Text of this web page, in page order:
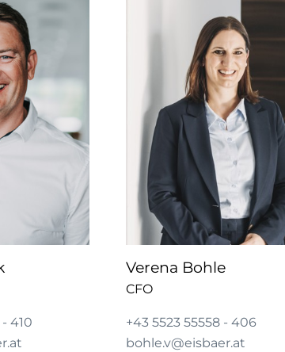
410
Verena Bohle
CFO
+43 5523 55558 - 406
bohle.v@eisbaer.at